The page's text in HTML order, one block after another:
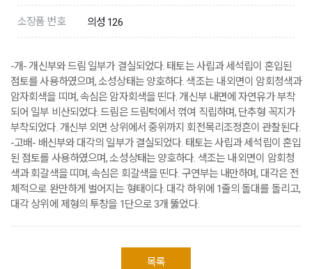
소장품 번호 의성 126
-개- 개신부와 드림 일부가 결실되었다. 태토는 사립과 세석립이 혼입된
점토를 사용하였으며, 소성상태는 양호하다. 색조는 내·외면이 암회청색과
암자회색을 띠며, 속심은 암자회색을 띤다. 개신부 내면에 자연유가 부착
되어 일부 비산되었다. 드림은 드림턱에서 꺾여 직립하며, 단추형 꼭지가
부착되었다. 개신부 외면 상위에서 중위까지 회전목리조정흔이 관찰된다.
-고배- 배신부와 대각의 일부가 결실되었다. 태토는 사립과 세석립이 혼입
된 점토를 사용하였으며, 소성상태는 양호하다. 색조는 내·외면이 암회청
색과 회갈색을 띠며, 속심은 회갈색을 띤다. 구연부는 내만하며, 대각은 전
체적으로 완만하게 벌어지는 형태이다. 대각 하위에 1줄의 돌대를 돌리고,
대각 상위에 제형의 투창을 1단으로 3개 뚫었다.
목록